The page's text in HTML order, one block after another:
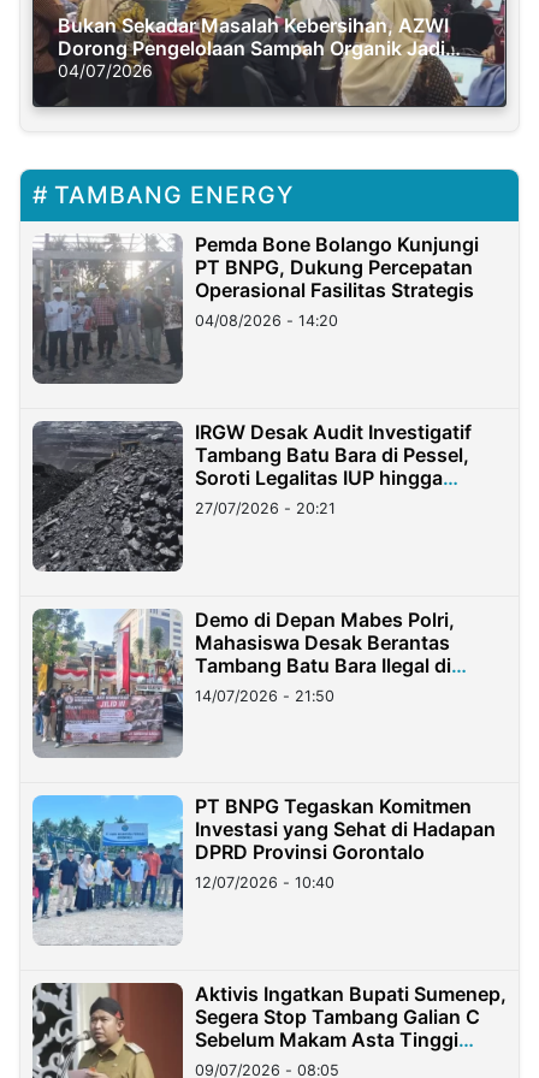
Bukan Sekadar Masalah Kebersihan, AZWI
Dorong Pengelolaan Sampah Organik Jadi
Solusi Krisis Iklim
04/07/2026
TAMBANG ENERGY
Pemda Bone Bolango Kunjungi
PT BNPG, Dukung Percepatan
Operasional Fasilitas Strategis
04/08/2026 - 14:20
IRGW Desak Audit Investigatif
Tambang Batu Bara di Pessel,
Soroti Legalitas IUP hingga
Stockpile
27/07/2026 - 20:21
Demo di Depan Mabes Polri,
Mahasiswa Desak Berantas
Tambang Batu Bara Ilegal di
Lampung
14/07/2026 - 21:50
PT BNPG Tegaskan Komitmen
Investasi yang Sehat di Hadapan
DPRD Provinsi Gorontalo
12/07/2026 - 10:40
Aktivis Ingatkan Bupati Sumenep,
Segera Stop Tambang Galian C
Sebelum Makam Asta Tinggi
Longsor
09/07/2026 - 08:05